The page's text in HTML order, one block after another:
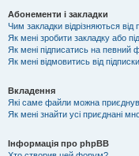
Абонементи і закладки
Чим закладки відрізняються від
Як мені зробити закладку або
Як мені підписатись на певний
Як мені відмовитись від
Вкладення
Які саме файли можна
Як мені знайти усі приєднані
Інформація про phpBB